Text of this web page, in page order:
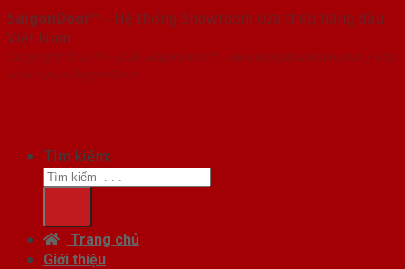
SaigonDoor™ - Hệ thống Showroom cửa thép hàng đầu
Việt Nam
Copyright ⓒ 2016 – 2026 SaigonDoor™ - www.baogiacuathep.com | Đơn
vị chủ quản SaigonDoor
Tìm kiếm:
Trang chủ
Giới thiệu